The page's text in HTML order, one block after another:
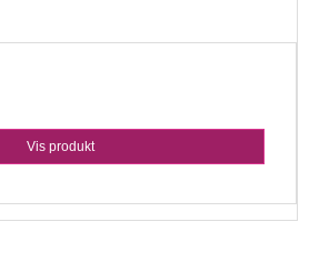
Vis produkt